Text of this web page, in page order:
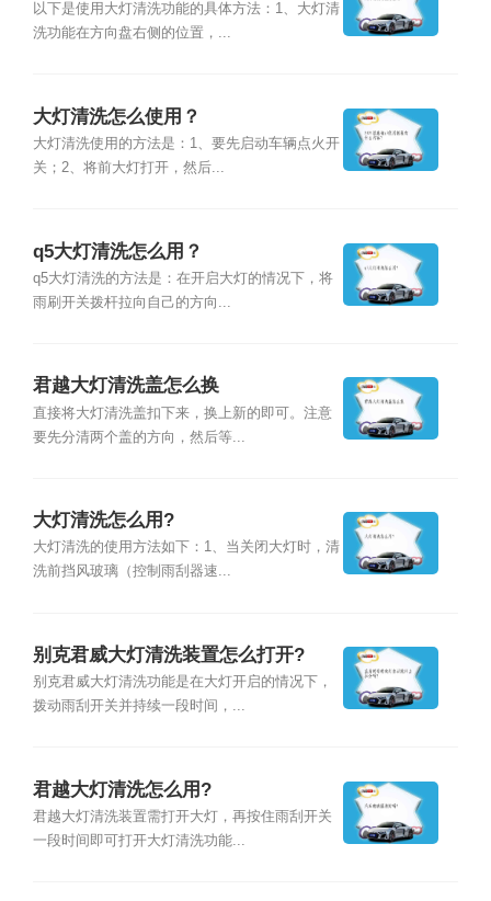
以下是使用大灯清洗功能的具体方法：1、大灯清
洗功能在方向盘右侧的位置，...
大灯清洗怎么使用？
大灯清洗使用的方法是：1、要先启动车辆点火开
关；2、将前大灯打开，然后...
q5大灯清洗怎么用？
q5大灯清洗的方法是：在开启大灯的情况下，将
雨刷开关拨杆拉向自己的方向...
君越大灯清洗盖怎么换
直接将大灯清洗盖扣下来，换上新的即可。注意
要先分清两个盖的方向，然后等...
大灯清洗怎么用?
大灯清洗的使用方法如下：1、当关闭大灯时，清
洗前挡风玻璃（控制雨刮器速...
别克君威大灯清洗装置怎么打开?
别克君威大灯清洗功能是在大灯开启的情况下，
拨动雨刮开关并持续一段时间，...
君越大灯清洗怎么用?
君越大灯清洗装置需打开大灯，再按住雨刮开关
一段时间即可打开大灯清洗功能...